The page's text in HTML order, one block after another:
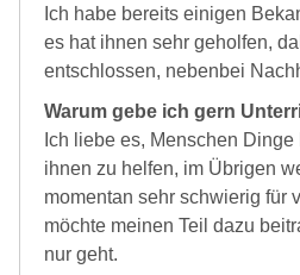
Ich habe bereits einigen
es hat ihnen sehr geholfen,
entschlossen, nebenbei
Warum gebe ich gern
Ich liebe es, Menschen
ihnen zu helfen, im Übrigen
momentan sehr schwierig für
möchte meinen Teil dazu
nur geht.